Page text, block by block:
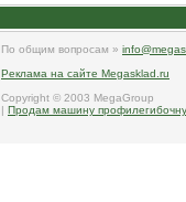
По общим вопросам »
Реклама на сайте Megasklad.ru
Copyright © 2003 MegaGroup
| Продам машину